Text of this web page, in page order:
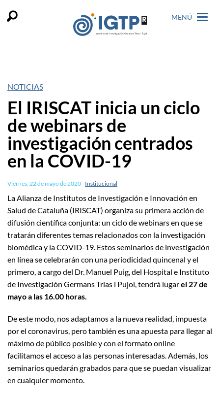
MENÚ
NOTICIAS
El IRISCAT inicia un ciclo
de webinars de
investigación centrados
en la COVID-19
Viernes, 22 de mayo de 2020- Institucional
La Alianza de Institutos de Investigación e Innovación en
Salud de Cataluña (IRISCAT) organiza su primera acción de
difusión científica conjunta: un ciclo de webinars en que se
tratarán diferentes temas relacionados con la investigación
biomédica y la COVID-19. Estos seminarios de investigación
en línea se celebrarán con una periodicidad quincenal y el
primero, a cargo del Dr. Manuel Puig, del Hospital e Instituto
de Investigación Germans Trias i Pujol, tendrá lugarel 27 de
mayo a las 16.00 horas.
De este modo, nos adaptamos a la nueva realidad, impuesta
por el coronavirus, pero también es una apuesta para llegar al
máximo de público posible y con el formato online
facilitamos el acceso a las personas interesadas. Además, los
seminarios quedarán grabados para que se puedan visualizar
en cualquier momento.